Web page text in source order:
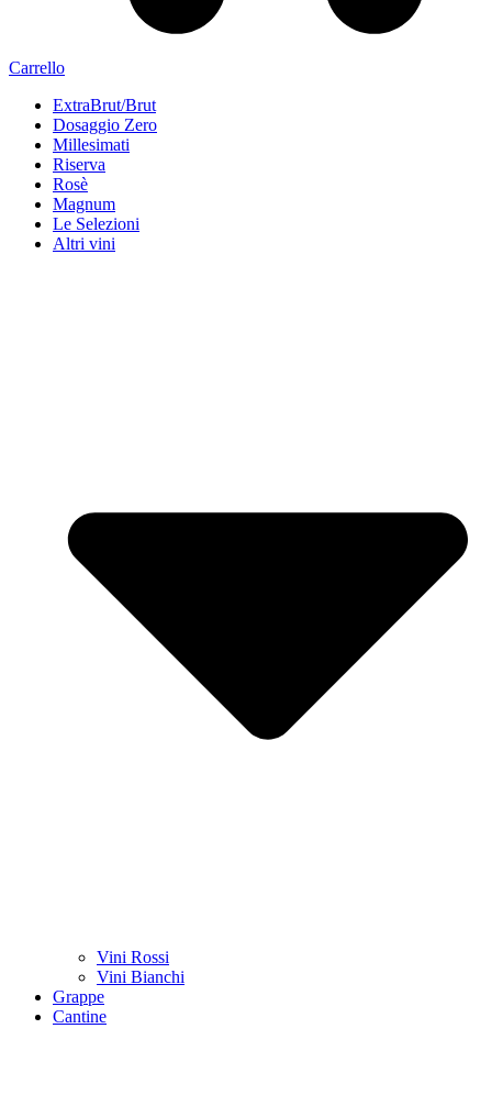
Carrello
ExtraBrut/Brut
Dosaggio Zero
Millesimati
Riserva
Rosè
Magnum
Le Selezioni
Altri vini
Vini Rossi
Vini Bianchi
Grappe
Cantine